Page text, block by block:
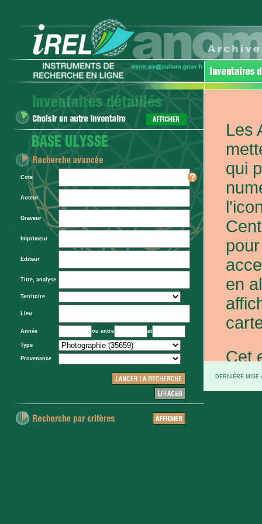
Cote
Auteur
Graveur
Imprimeur
Editeur
Titre, analyse
Territoire
Lieu
Année ou entre et
Type
Provenance
Les
qui
en
Cet
et
DERNIÈRE MISE